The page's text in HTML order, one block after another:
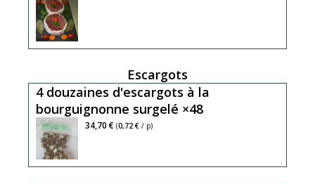
Escargots
4 douzaines d'escargots à la
bourguignonne surgelé ×48
34,70 € (0,72 € / p)